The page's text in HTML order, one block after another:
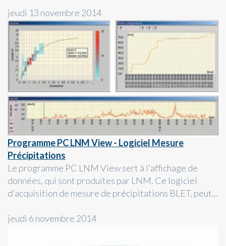
jeudi 13 novembre 2014
Programme PC LNM View - Logiciel Mesure
Précipitations
Le programme PC LNM View sert à l'affichage de
données, qui sont produites par LNM. Ce logiciel
d'acquisition de mesure de précipitations BLET, peut...
jeudi 6 novembre 2014